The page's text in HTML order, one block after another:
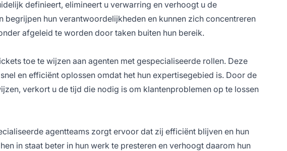
definieert, elimineert u verwarring en verhoogt u de
begrijpen hun verantwoordelijkheden en kunnen zich concentreren
afgeleid te worden door taken buiten hun bereik.
toe te wijzen aan agenten met gespecialiseerde rollen. Deze
en efficiënt oplossen omdat het hun expertisegebied is. Door de
verkort u de tijd die nodig is om klantenproblemen op te lossen
agentteams zorgt ervoor dat zij efficiënt blijven en hun
in staat beter in hun werk te presteren en verhoogt daarom hun